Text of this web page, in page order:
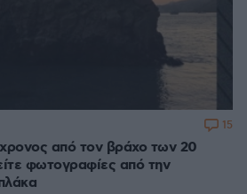
από τον βράχο των 20
φωτογραφίες από την
15